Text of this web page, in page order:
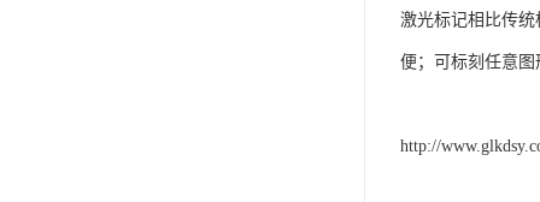
激光标记相比传
便；可标刻任意
http://